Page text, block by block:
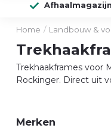
Afhaalmagazijn
Home / Landbouw &
Trekhaakframes voor
Rockinger. Direct uit
Merken